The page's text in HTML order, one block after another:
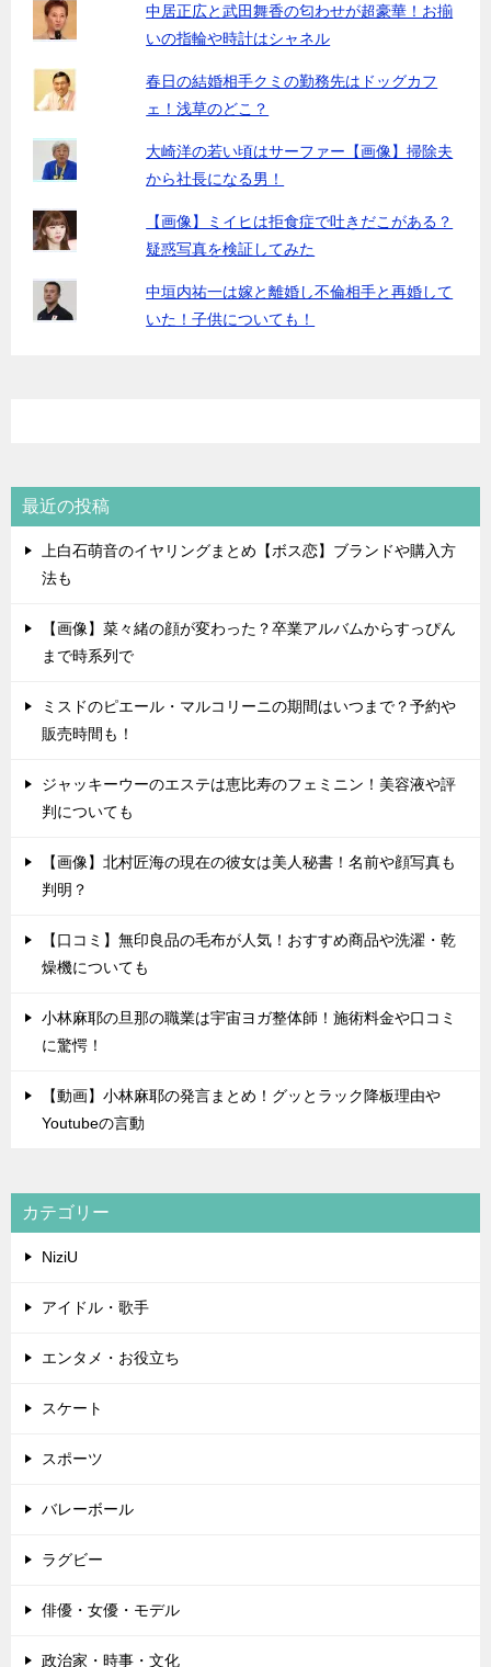
中居正広と武田舞香の匂わせが超豪華！お揃
いの指輪や時計はシャネル
春日の結婚相手クミの勤務先はドッグカフ
ェ！浅草のどこ？
大崎洋の若い頃はサーファー【画像】掃除夫
から社長になる男！
【画像】ミイヒは拒食症で吐きだこがある？
疑惑写真を検証してみた
中垣内祐一は嫁と離婚し不倫相手と再婚して
いた！子供についても！
最近の投稿
上白石萌音のイヤリングまとめ【ボス恋】ブランドや購入方
法も
【画像】菜々緒の顔が変わった？卒業アルバムからすっぴん
まで時系列で
ミスドのピエール・マルコリーニの期間はいつまで？予約や
販売時間も！
ジャッキーウーのエステは恵比寿のフェミニン！美容液や評
判についても
【画像】北村匠海の現在の彼女は美人秘書！名前や顔写真も
判明？
【口コミ】無印良品の毛布が人気！おすすめ商品や洗濯・乾
燥機についても
小林麻耶の旦那の職業は宇宙ヨガ整体師！施術料金や口コミ
に驚愕！
【動画】小林麻耶の発言まとめ！グッとラック降板理由や
Youtubeの言動
カテゴリー
NiziU
アイドル・歌手
エンタメ・お役立ち
スケート
スポーツ
バレーボール
ラグビー
俳優・女優・モデル
政治家・時事・文化